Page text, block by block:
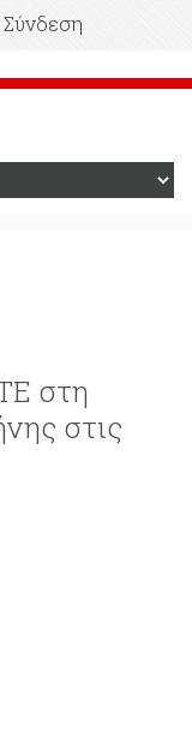
Σύνδεση
στη
στις